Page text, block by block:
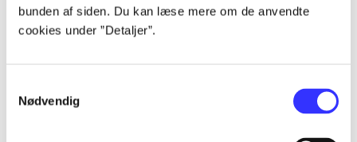
bunden af siden. Du kan læse mere om de anvendte
cookies under ”Detaljer”.
Nødvendig
lorem ipsum dolor sit amet ...
lorem ipsum dolor sit amet ...
lorem ipsum dolor sit amet ...